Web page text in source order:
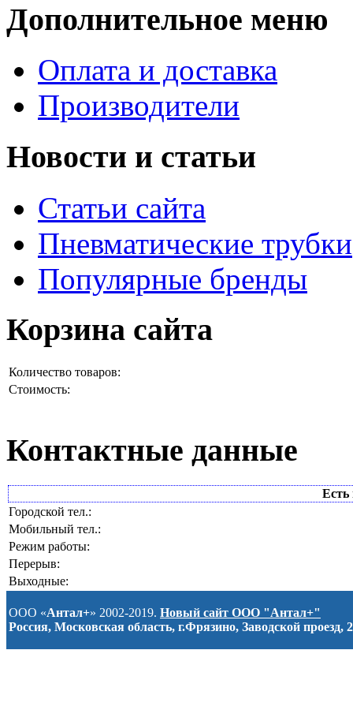
Дополнительное меню
Оплата и доставка
Производители
Новости и статьи
Статьи сайта
Пневматические трубки
Популярные бренды
Корзина сайта
Количество товаров:
Стоимость:
Контактные данные
Есть
Городской тел.:
Мобильный тел.:
Режим работы:
Перерыв:
Выходные:
ООО «Антал+» 2002-2019. Новый сайт ООО "Антал+"
Россия, Московская область, г.Фрязино, Заводской проезд, 2